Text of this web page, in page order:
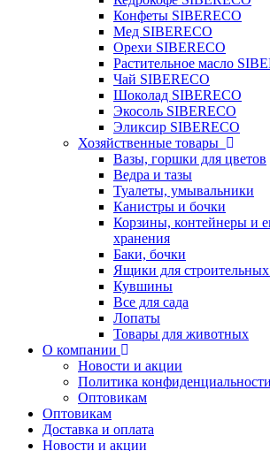
Конфеты SIBERECO
Мед SIBERECO
Орехи SIBERECO
Растительное масло
Чай SIBERECO
Шоколад SIBERECO
Экосоль SIBERECO
Эликсир SIBERECO
Хозяйственные товары
Вазы, горшки для цветов
Ведра и тазы
Туалеты, умывальники
Канистры и бочки
Корзины, контейнеры и
хранения
Баки, бочки
Ящики для
Кувшины
Все для сада
Лопаты
Товары для животных
О компании
Новости и акции
Политика конфиденциальности
Оптовикам
Оптовикам
Доставка и оплата
Новости и акции